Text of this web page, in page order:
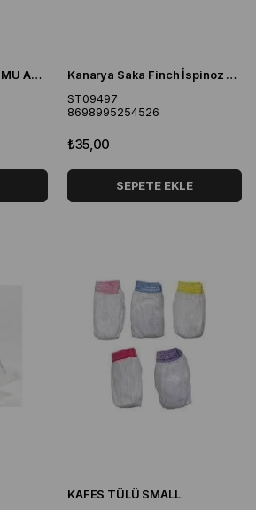
VERSELE LEGA KUŞ KUMU ANASONLU 2 KG Kanarya Saka Finch İspinoz Yuva Yapma Sepeti + Kılı
ST09497
8698995254526
₺35,00
SEPETE EKLE
KAFES TÜLÜ SMALL